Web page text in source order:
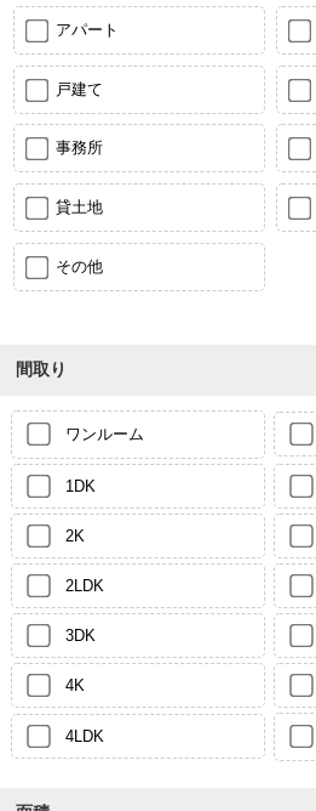
アパート
戸建て
事務所
貸土地
その他
間取り
ワンルーム
1DK
2K
2LDK
3DK
4K
4LDK